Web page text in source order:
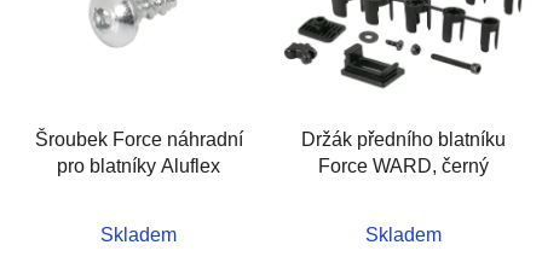
Šroubek Force náhradní
pro blatníky Aluflex
Skladem
Držák předního blatníku
Force WARD, černý
Skladem